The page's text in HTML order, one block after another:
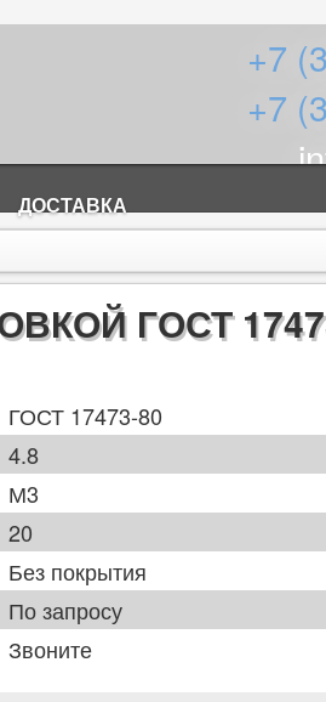
+7
+7
ДОСТАВКА
ГОСТ
ГОСТ 17473-80
4.8
М3
20
Без покрытия
По запросу
Звоните